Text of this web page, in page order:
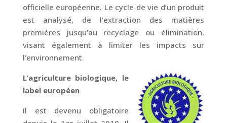
officielle européenne. Le cycle de vie d’un produit
est analysé, de l’extraction des matières
premières jusqu’au recyclage ou élimination,
visant également à limiter les impacts sur
l’environnement.
L’agriculture biologique, le
label européen
Il est devenu obligatoire